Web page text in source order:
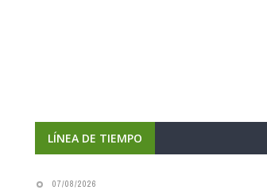
LÍNEA DE TIEMPO
07/08/2026